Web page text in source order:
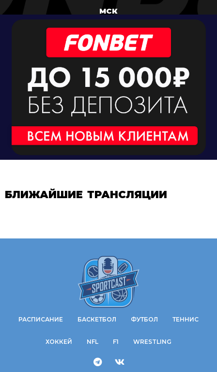
МСК
БЛИЖАЙШИЕ ТРАНСЛЯЦИИ
РАСПИСАНИЕ БАСКЕТБОЛ ФУТБОЛ ТЕННИС
ХОККЕЙ NFL F1 WRESTLING